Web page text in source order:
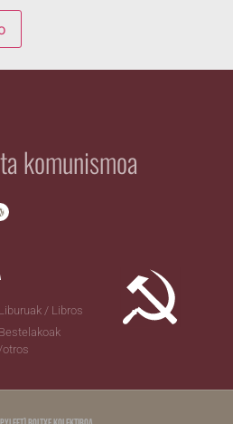
komunismoa
Liburuak / Libros
Bestelakoak
/otros